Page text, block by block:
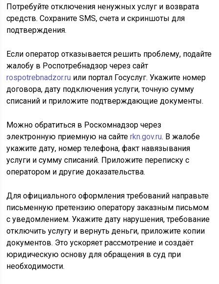
Потребуйте отключения ненужных услуг и возврата
средств. Сохраните SMS, счета и скриншоты для
подтверждения.
Если оператор отказывается решить проблему, подайте
жалобу в Роспотребнадзор через сайт
rospotrebnadzor.ru или портал Госуслуг. Укажите номер
договора, дату подключения услуги, точную сумму
списаний и приложите подтверждающие документы.
Можно обратиться в Роскомнадзор через
электронную приемную на сайтеrkn.gov.ru. В жалобе
укажите дату, номер телефона, факт навязывания
услуги и сумму списаний. Приложите переписку с
оператором и другие доказательства.
Для официального оформления требований направьте
письменную претензию оператору заказным письмом
с уведомлением. Укажите дату нарушения, требование
отключить услугу и вернуть деньги, приложите копии
документов. Это ускоряет рассмотрение и создаёт
юридическую основу для обращения в суд при
необходимости.